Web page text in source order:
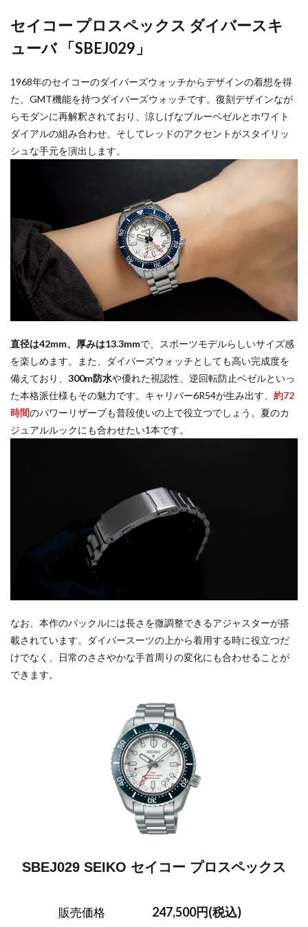
セイコー プロスペックス ダイバースキ
ューバ 「SBEJ029」
1968年のセイコーのダイバーズウォッチからデザインの着想を得
た、GMT機能を持つダイバーズウォッチです。復刻デザインなが
らモダンに再解釈されており、涼しげなブルーベゼルとホワイト
ダイアルの組み合わせ、そしてレッドのアクセントがスタイリッ
シュな手元を演出します。
直径は42mm、厚みは13.3mmで、スポーツモデルらしいサイズ感
を楽しめます。また、ダイバーズウォッチとしても高い完成度を
備えており、 300m防水や優れた視認性、逆回転防止ベゼルといっ
た本格派仕様もその魅力です。キャリバー6R54が生み出す、 約72
時間のパワーリザーブも普段使いの上で役立つでしょう。夏のカ
ジュアルルックにも合わせたい1本です。
なお、本作のバックルには長さを微調整できるアジャスターが搭
載されています。ダイバースーツの上から着用する時に役立つだ
けでなく、日常のささやかな手首周りの変化にも合わせることが
できます。
SBEJ029 SEIKO セイコー プロスペックス
販売価格 247,500円(税込)